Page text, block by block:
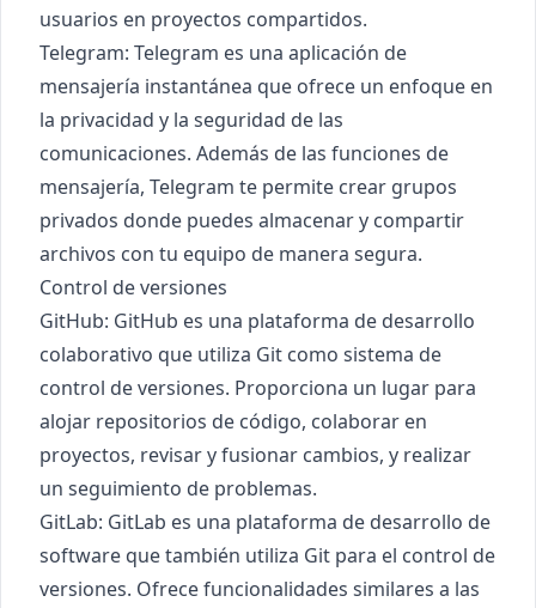
usuarios en proyectos compartidos.
Telegram: Telegram es una aplicación de
mensajería instantánea que ofrece un enfoque en
la privacidad y la seguridad de las
comunicaciones. Además de las funciones de
mensajería, Telegram te permite crear grupos
privados donde puedes almacenar y compartir
archivos con tu equipo de manera segura.
Control de versiones
GitHub: GitHub es una plataforma de desarrollo
colaborativo que utiliza Git como sistema de
control de versiones. Proporciona un lugar para
alojar repositorios de código, colaborar en
proyectos, revisar y fusionar cambios, y realizar
un seguimiento de problemas.
GitLab: GitLab es una plataforma de desarrollo de
software que también utiliza Git para el control de
versiones. Ofrece funcionalidades similares a las